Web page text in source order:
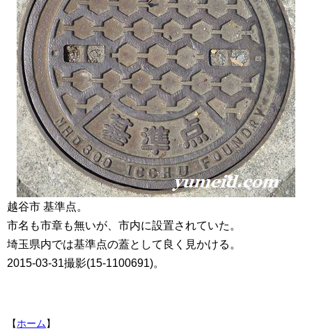
越谷市 基準点。
市名も市章も無いが、市内に設置されていた。
埼玉県内では基準点の蓋として良く見かける。
2015-03-31撮影(15-1100691)。
【ホーム】